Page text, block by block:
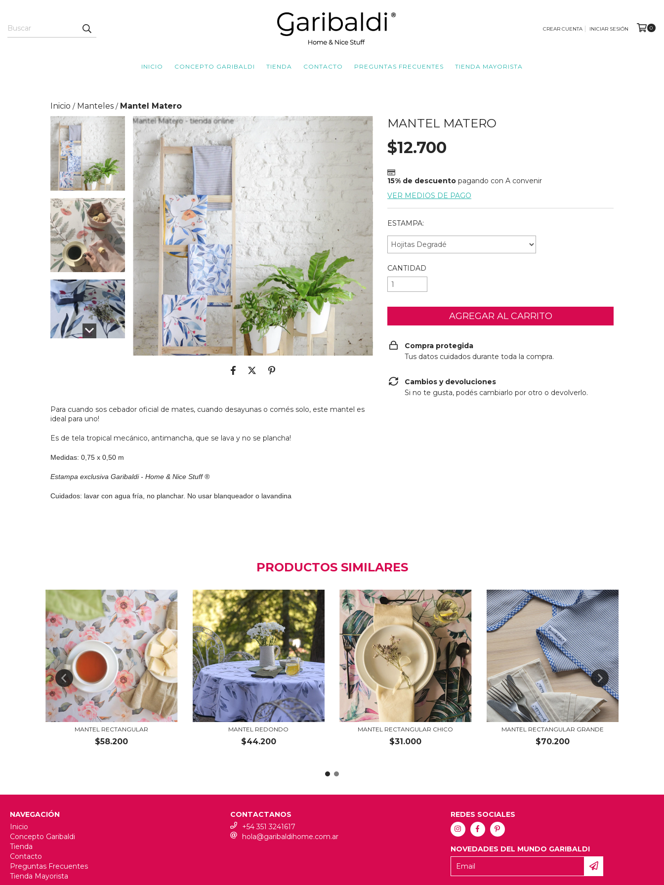
CREAR CUENTA INICIAR SESIÓN 0
INICIO CONCEPTO GARIBALDI TIENDA CONTACTO PREGUNTAS FRECUENTES TIENDA MAYORISTA
Inicio / Manteles / Mantel Matero
Para cuando sos cebador oficial de mates, cuando desayunas o comés solo, este mantel es
ideal para uno!
Es de tela tropical mecánico, antimancha, que se lava y no se plancha!
Medidas: 0,75 x 0,50 m
Estampa exclusiva Garibaldi - Home & Nice Stuff ®
Cuidados: lavar con agua fría, no planchar. No usar blanqueador o lavandina
MANTEL MATERO
$12.700
15% de descuento pagando con A convenir
VER MEDIOS DE PAGO
ESTAMPA:
CANTIDAD
Compra protegida
Tus datos cuidados durante toda la compra.
Cambios y devoluciones
Si no te gusta, podés cambiarlo por otro o devolverlo.
PRODUCTOS SIMILARES
MANTEL RECTANGULAR
$58.200
MANTEL REDONDO
$44.200
MANTEL RECTANGULAR CHICO
$31.000
MANTEL RECTANGULAR GRANDE
$70.200
NAVEGACIÓN
Inicio
Concepto Garibaldi
Tienda
Contacto
Preguntas Frecuentes
Tienda Mayorista
CONTACTANOS
+54 351 3241617
hola@garibaldihome.com.ar
REDES SOCIALES
NOVEDADES DEL MUNDO GARIBALDI